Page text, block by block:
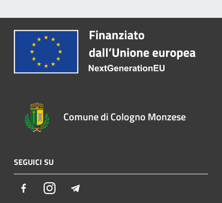
Comune di Cologno Monzese
SEGUICI SU
FacebookInstagram